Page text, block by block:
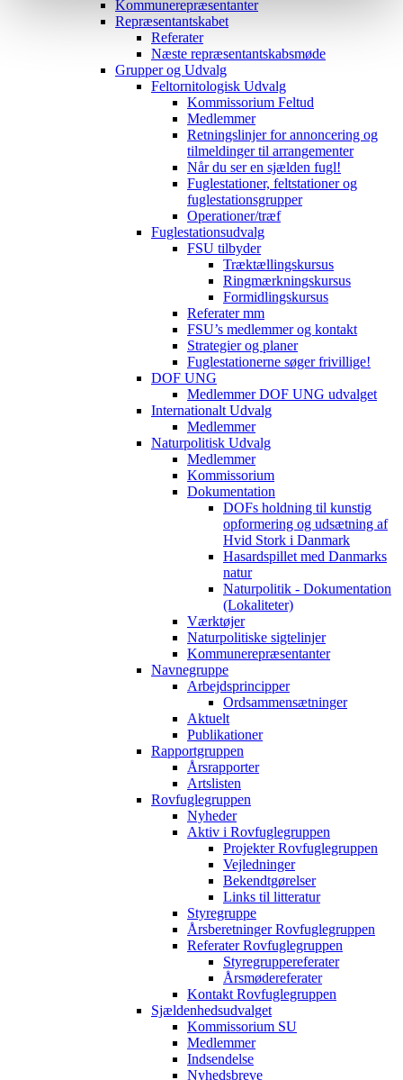
Kommunerepræsentanter
Repræsentantskabet
Referater
Næste repræsentantskabsmøde
Grupper og Udvalg
Feltornitologisk Udvalg
Kommissorium Feltud
Medlemmer
Retningslinjer for annoncering og
tilmeldinger til arrangementer
Når du ser en sjælden fugl!
Fuglestationer, feltstationer og
fuglestationsgrupper
Operationer/træf
Fuglestationsudvalg
FSU tilbyder
Træktællingskursus
Ringmærkningskursus
Formidlingskursus
Referater mm
FSU’s medlemmer og kontakt
Strategier og planer
Fuglestationerne søger frivillige!
DOF UNG
Medlemmer DOF UNG udvalget
Internationalt Udvalg
Medlemmer
Naturpolitisk Udvalg
Medlemmer
Kommissorium
Dokumentation
DOFs holdning til kunstig
opformering og udsætning af
Hvid Stork i Danmark
Hasardspillet med Danmarks
natur
Naturpolitik - Dokumentation
(Lokaliteter)
Værktøjer
Naturpolitiske sigtelinjer
Kommunerepræsentanter
Navnegruppe
Arbejdsprincipper
Ordsammensætninger
Aktuelt
Publikationer
Rapportgruppen
Årsrapporter
Artslisten
Rovfuglegruppen
Nyheder
Aktiv i Rovfuglegruppen
Projekter Rovfuglegruppen
Vejledninger
Bekendtgørelser
Links til litteratur
Styregruppe
Årsberetninger Rovfuglegruppen
Referater Rovfuglegruppen
Styregruppereferater
Årsmødereferater
Kontakt Rovfuglegruppen
Sjældenhedsudvalget
Kommissorium SU
Medlemmer
Indsendelse
Nyhedsbreve